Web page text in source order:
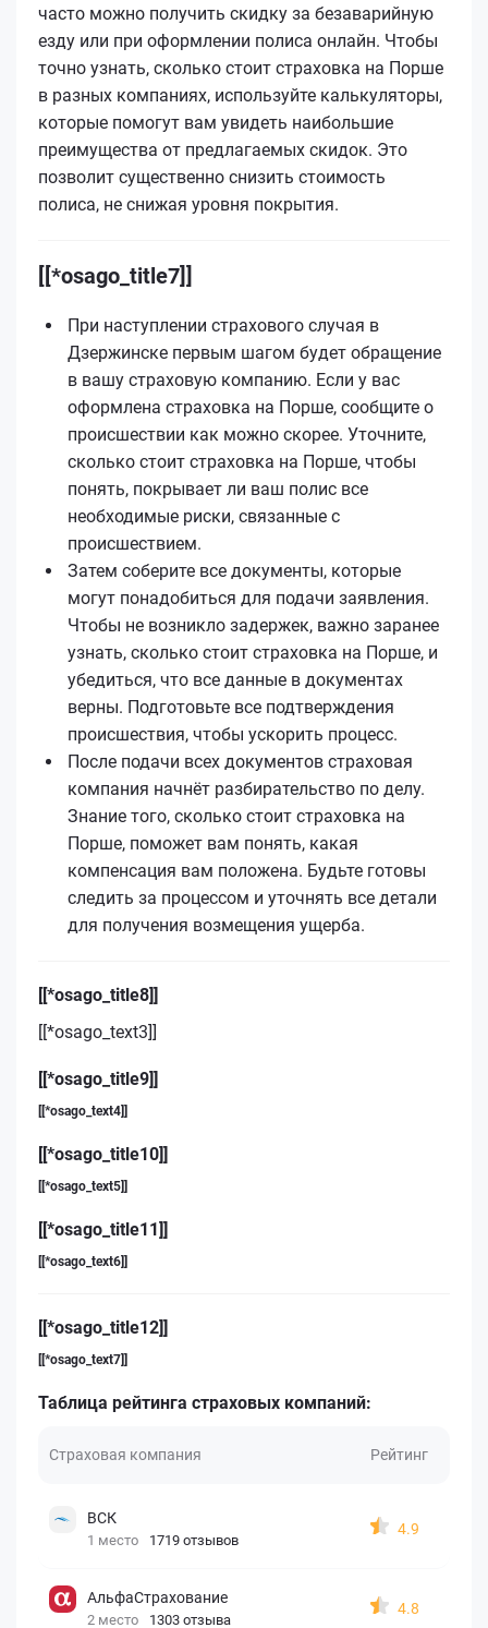
часто можно получить скидку за безаварийную
езду или при оформлении полиса онлайн. Чтобы
точно узнать, сколько стоит страховка на Порше
в разных компаниях, используйте калькуляторы,
которые помогут вам увидеть наибольшие
преимущества от предлагаемых скидок. Это
позволит существенно снизить стоимость
полиса, не снижая уровня покрытия.
[[*osago_title7]]
При наступлении страхового случая в
Дзержинске первым шагом будет обращение
в вашу страховую компанию. Если у вас
оформлена страховка на Порше, сообщите о
происшествии как можно скорее. Уточните,
сколько стоит страховка на Порше, чтобы
понять, покрывает ли ваш полис все
необходимые риски, связанные с
происшествием.
Затем соберите все документы, которые
могут понадобиться для подачи заявления.
Чтобы не возникло задержек, важно заранее
узнать, сколько стоит страховка на Порше, и
убедиться, что все данные в документах
верны. Подготовьте все подтверждения
происшествия, чтобы ускорить процесс.
После подачи всех документов страховая
компания начнёт разбирательство по делу.
Знание того, сколько стоит страховка на
Порше, поможет вам понять, какая
компенсация вам положена. Будьте готовы
следить за процессом и уточнять все детали
для получения возмещения ущерба.
[[*osago_title8]]
[[*osago_text3]]
[[*osago_title9]]
[[*osago_text4]]
[[*osago_title10]]
[[*osago_text5]]
[[*osago_title11]]
[[*osago_text6]]
[[*osago_title12]]
[[*osago_text7]]
Таблица рейтинга страховых компаний:
Страховая компания Рейтинг
ВСК
1 место 1719 отзывов
4.9
АльфаСтрахование
2 место 1303 отзыва
4.8